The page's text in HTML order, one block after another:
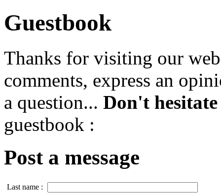
Guestbook
Thanks for visiting our
comments, express an
a question... Don't hesitate
guestbook :
Post a message
Last name :